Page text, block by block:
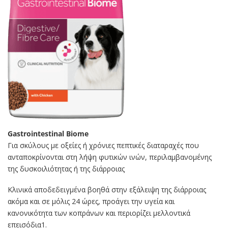
Gastrointestinal Biome
Για σκύλους με οξείες ή χρόνιες πεπτικές διαταραχές που
ανταποκρίνονται στη λήψη φυτικών ινών, περιλαμβανομένης
της δυσκοιλιότητας ή της διάρροιας
Κλινικά αποδεδειγμένα βοηθά στην εξάλειψη της διάρροιας
ακόμα και σε μόλις 24 ώρες, προάγει την υγεία και
κανονικότητα των κοπράνων και περιορίζει μελλοντικά
επεισόδια1.